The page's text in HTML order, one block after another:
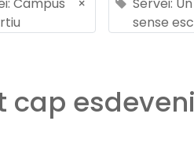
sense
cap